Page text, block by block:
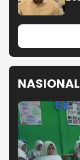
NASIONAL